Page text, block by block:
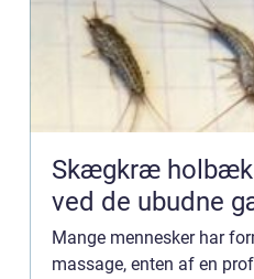
Skægkræ holbæk hvad gør du
ved de ubudne
Mange mennesker har
massage, enten af en